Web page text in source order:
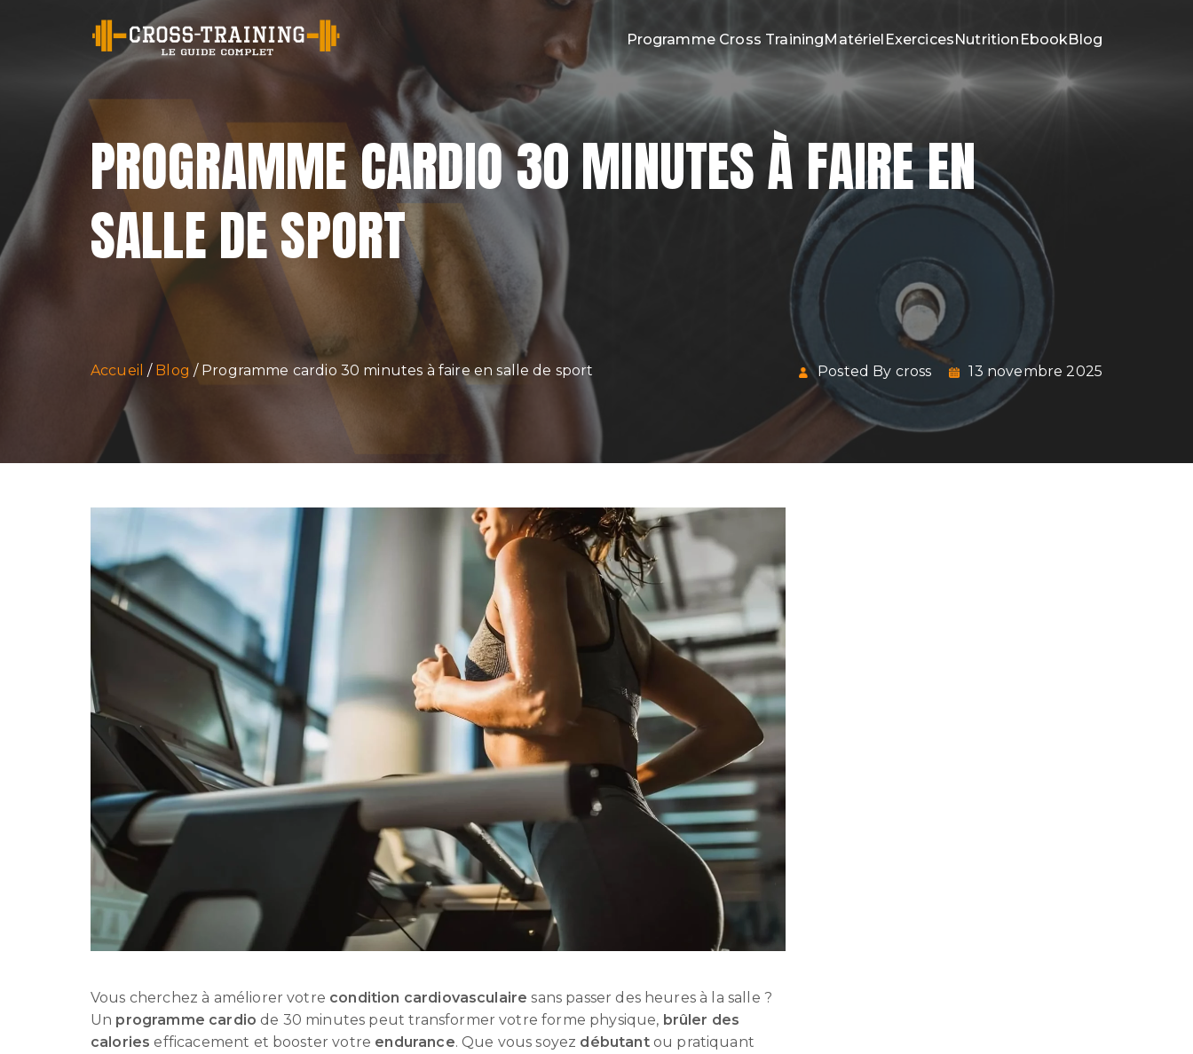
Cross Training
Programme Cross TrainingMatériel ExercicesNutrition EbookBlog
PROGRAMME CARDIO 30 MINUTES À FAIRE EN
SALLE DE SPORT
Accueil Blog Programme cardio 30 minutes à faire en salle de sport Posted By cross 13 novembre 2025
Vous cherchez à améliorer votre condition cardiovasculaire sans passer des heures à la salle ?
Un programme cardio de 30 minutes peut transformer votre forme physique, brûler des
calories efficacement et booster votre endurance. Que vous soyez débutant ou pratiquant